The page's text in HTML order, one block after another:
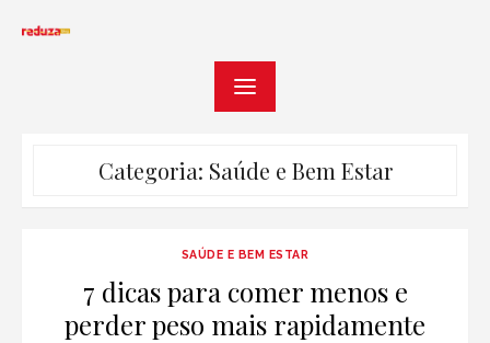
Categoria: Saúde e Bem Estar
SAÚDE E BEM ESTAR
7 dicas para comer menos e
perder peso mais rapidamente